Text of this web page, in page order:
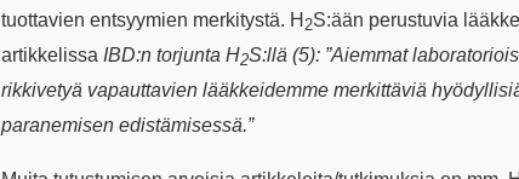
tuottavien entsyymien merkitystä. H 2S:ään perustuvia
artikkelissa IBD:n torjunta H2S:llä (5): ”Aiemmat
rikkivetyä vapauttavien lääkkeidemme merkittäviä
paranemisen edistämisessä.”